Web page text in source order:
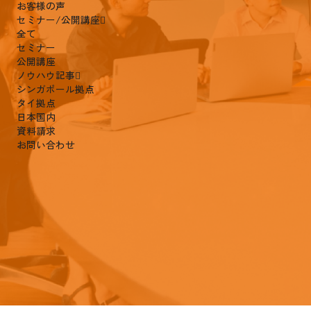
お客様の声
セミナー/公開講座
全て
セミナー
公開講座
ノウハウ記事
シンガポール拠点
タイ拠点
日本国内
資料請求
お問い合わせ
タイ人の国民性と人材マネジメントの